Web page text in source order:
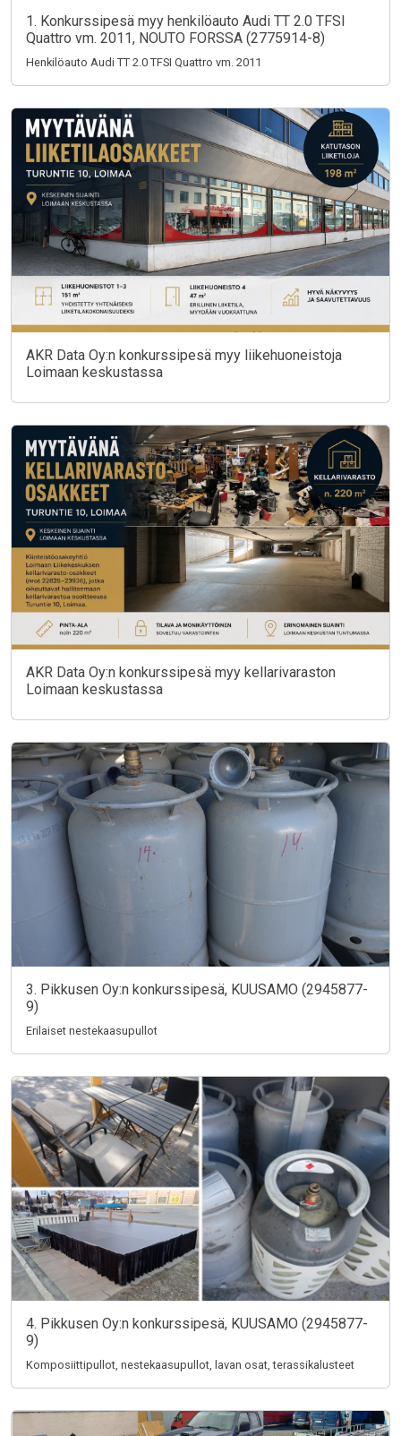
1. Konkurssipesä myy henkilöauto Audi TT 2.0 TFSI
Quattro vm. 2011, NOUTO FORSSA (2775914-8)
Henkilöauto Audi TT 2.0 TFSI Quattro vm. 2011
AKR Data Oy:n konkurssipesä myy liikehuoneistoja
Loimaan keskustassa
AKR Data Oy:n konkurssipesä myy kellarivaraston
Loimaan keskustassa
3. Pikkusen Oy:n konkurssipesä, KUUSAMO (2945877-
9)
Erilaiset nestekaasupullot
4. Pikkusen Oy:n konkurssipesä, KUUSAMO (2945877-
9)
Komposiittipullot, nestekaasupullot, lavan osat, terassikalusteet